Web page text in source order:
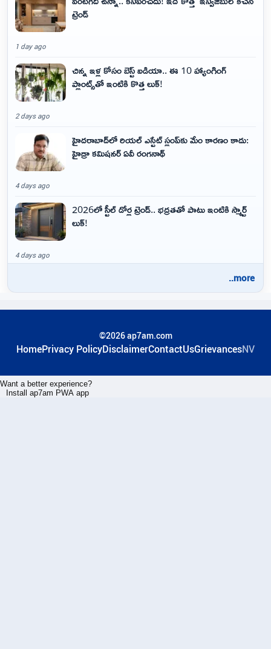
ట్రెండ్
1 day ago
చిన్న ఇళ్ల కోసం బెస్ట్ ఐడియా.. ఈ 10 హ్యాంగింగ్
ప్లాంట్స్‌తో ఇంటికి కొత్త లుక్!
2 days ago
హైదరాబాద్‌లో రియల్ ఎస్టేట్ స్లంప్‌కు మేం కారణం కాదు:
హైడ్రా కమిషనర్ ఏవీ రంగనాథ్
4 days ago
2026లో స్టీల్ డోర్ల ట్రెండ్.. భద్రతతో పాటు ఇంటికి స్మార్ట్
లుక్!
4 days ago
..more
©2026 ap7am.com
HomePrivacy PolicyDisclaimerContactUsGrievancesNV
Want a better experience?
Install ap7am PWA app